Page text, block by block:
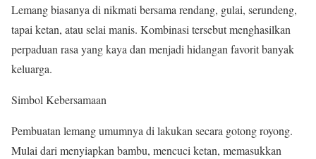
Lemang biasanya di nikmati bersama rendang, gulai, serundeng,
tapai ketan, atau selai manis. Kombinasi tersebut menghasilkan
perpaduan rasa yang kaya dan menjadi hidangan favorit banyak
keluarga.
Simbol Kebersamaan
Pembuatan lemang umumnya di lakukan secara gotong royong.
Mulai dari menyiapkan bambu, mencuci ketan, memasukkan